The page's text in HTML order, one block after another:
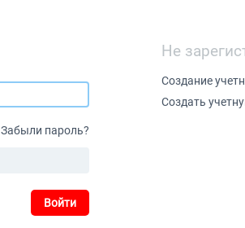
Забыли пароль?
Войти
Не
Создание
Создать